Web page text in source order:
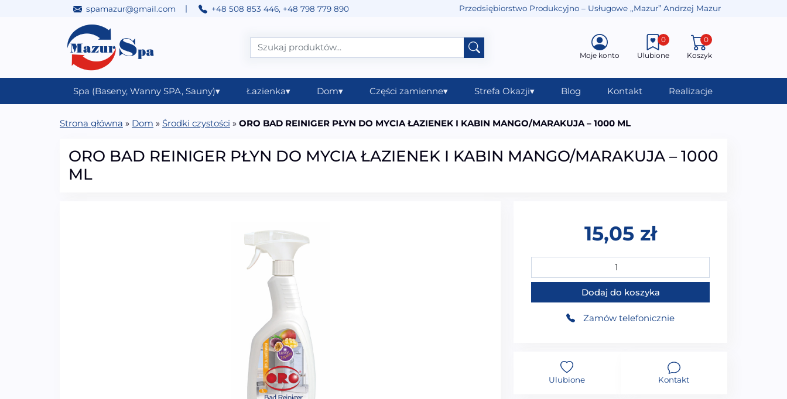
spamazur@gmail.com | +48 508 853 446, +48 798 779 890 Przedsiębiorstwo Produkcyjno – Usługowe ,,Mazur” Andrzej Mazur
Main Navigation Moje konto Ulubione
0
Koszyk
0
Spa (Baseny, Wanny SPA, Sauny)▾ Łazienka▾ Dom▾ Części zamienne▾ Strefa Okazji▾ Blog Kontakt Realizacje
Strona główna » Dom » Środki czystości » ORO BAD REINIGER PŁYN DO MYCIA ŁAZIENEK I KABIN MANGO/MARAKUJA – 1000 ML
ORO BAD REINIGER PŁYN DO MYCIA ŁAZIENEK I KABIN MANGO/MARAKUJA – 1000
ML
15,05 zł
ilość ORO BAD REINIGER PŁYN DO MYCIA ŁAZIENEK I
Dodaj do koszyka
Zamów telefonicznie
Ulubione Kontakt